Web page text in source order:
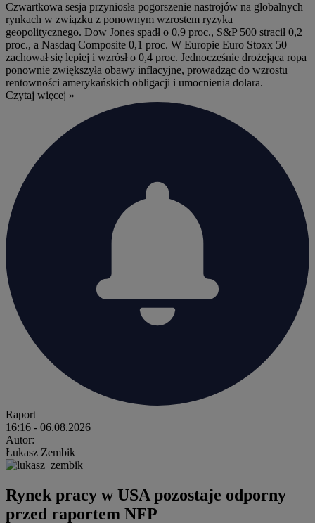
Czwartkowa sesja przyniosła pogorszenie nastrojów na globalnych
rynkach w związku z ponownym wzrostem ryzyka
geopolitycznego. Dow Jones spadł o 0,9 proc., S&P 500 stracił 0,2
proc., a Nasdaq Composite 0,1 proc. W Europie Euro Stoxx 50
zachował się lepiej i wzrósł o 0,4 proc. Jednocześnie drożejąca ropa
ponownie zwiększyła obawy inflacyjne, prowadząc do wzrostu
rentowności amerykańskich obligacji i umocnienia dolara.
Czytaj więcej »
Raport
16:16 - 06.08.2026
Autor:
Łukasz Zembik
Rynek pracy w USA pozostaje odporny
przed raportem NFP